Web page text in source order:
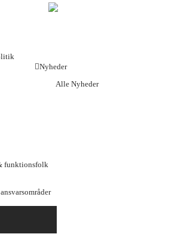
Nyheder
Alle Nyheder
funktionsfolk